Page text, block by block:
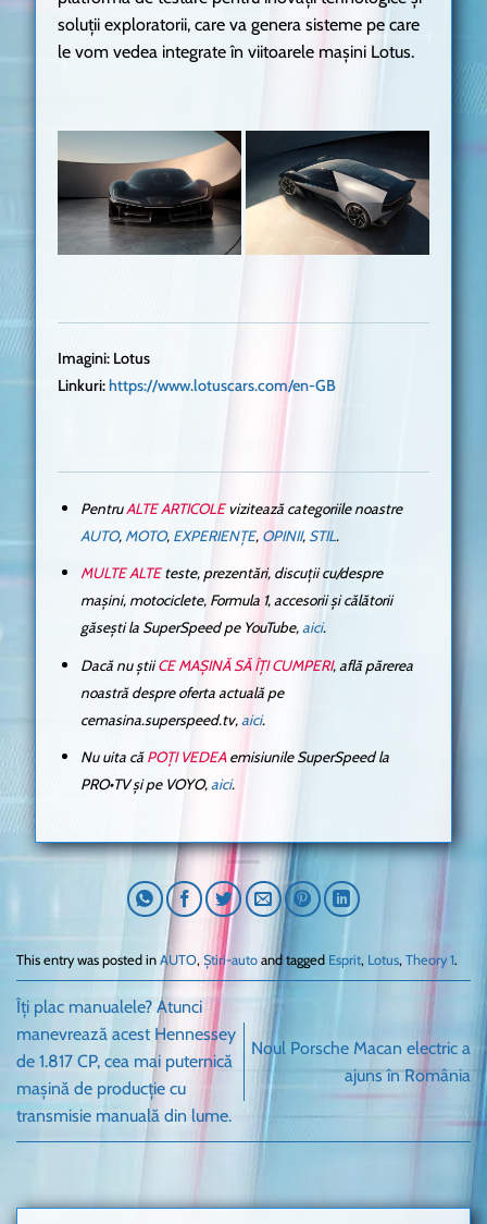
soluții exploratorii, care va genera sisteme pe care
le vom vedea integrate în viitoarele mașini Lotus.
Imagini: Lotus
Linkuri:https://www.lotuscars.com/en-GB
PentruALTE ARTICOLEvizitează categoriile noastre
AUTO, MOTO, EXPERIENȚE, OPINII, STIL.
MULTE ALTEteste, prezentări, discuții cu/despre
mașini, motociclete, Formula 1, accesorii și călătorii
găsești la SuperSpeed pe YouTube,aici.
Dacă nu știiCE MAȘINĂ SĂ ÎȚI CUMPERI, află părerea
noastră despre oferta actuală pe
cemasina.superspeed.tv,aici.
Nu uita căPOȚI VEDEAemisiunile SuperSpeed la
PRO•TV și pe VOYO,aici.
This entry was posted in AUTO, Știri-auto and tagged Esprit, Lotus, Theory 1.
Îți plac manualele? Atunci
manevrează acest Hennessey
de 1.817 CP, cea mai puternică
mașină de producție cu
transmisie manuală din lume.
Noul Porsche Macan electric a
ajuns în România